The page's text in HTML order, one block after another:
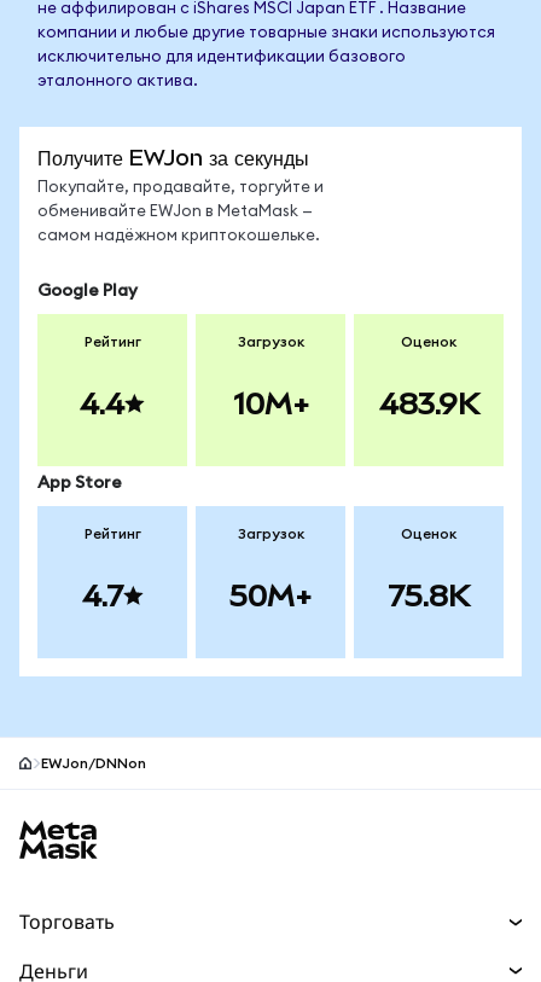
не аффилирован с iShares MSCI Japan ETF . Название
компании и любые другие товарные знаки используются
исключительно для идентификации базового
эталонного актива.
Получите EWJon за секунды
Покупайте, продавайте, торгуйте и
обменивайте EWJon в MetaMask —
самом надёжном криптокошельке.
Google Play
Рейтинг
4.4
Загрузок
10M+
Оценок
483.9K
App Store
Рейтинг
4.7
Загрузок
50M+
Оценок
75.8K
EWJon/DNNon
Торговать
Деньги